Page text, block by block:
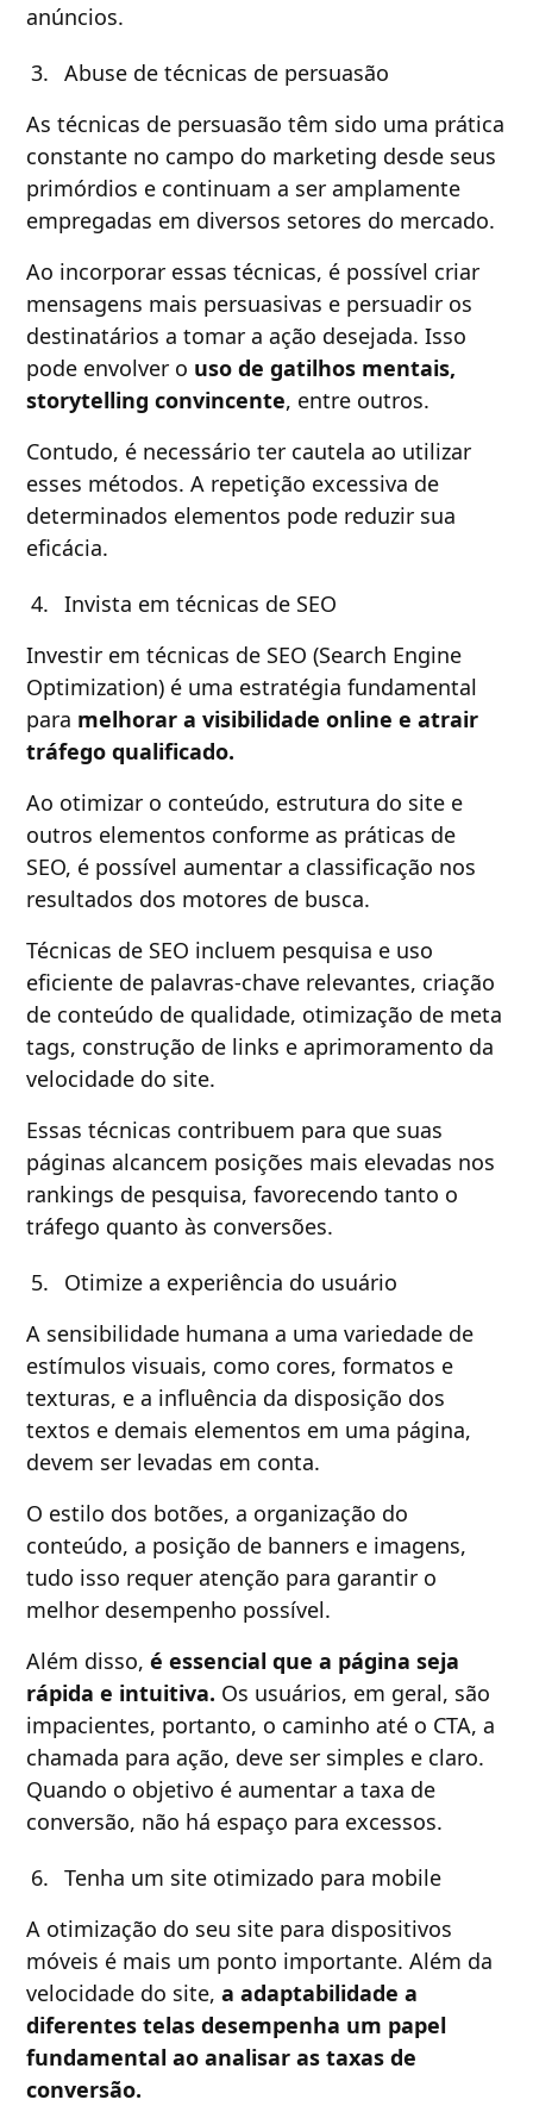
anúncios.
Abuse de técnicas de persuasão
As técnicas de persuasão têm sido uma prática
constante no campo do marketing desde seus
primórdios e continuam a ser amplamente
empregadas em diversos setores do mercado.
Ao incorporar essas técnicas, é possível criar
mensagens mais persuasivas e persuadir os
destinatários a tomar a ação desejada. Isso
pode envolver o uso de gatilhos mentais,
storytelling convincente, entre outros.
Contudo, é necessário ter cautela ao utilizar
esses métodos. A repetição excessiva de
determinados elementos pode reduzir sua
eficácia.
Invista em técnicas de SEO
Investir em técnicas de SEO (Search Engine
Optimization) é uma estratégia fundamental
para melhorar a visibilidade online e atrair
tráfego qualificado.
Ao otimizar o conteúdo, estrutura do site e
outros elementos conforme as práticas de
SEO, é possível aumentar a classificação nos
resultados dos motores de busca.
Técnicas de SEO incluem pesquisa e uso
eficiente de palavras-chave relevantes, criação
de conteúdo de qualidade, otimização de meta
tags, construção de links e aprimoramento da
velocidade do site.
Essas técnicas contribuem para que suas
páginas alcancem posições mais elevadas nos
rankings de pesquisa, favorecendo tanto o
tráfego quanto às conversões.
Otimize a experiência do usuário
A sensibilidade humana a uma variedade de
estímulos visuais, como cores, formatos e
texturas, e a influência da disposição dos
textos e demais elementos em uma página,
devem ser levadas em conta.
O estilo dos botões, a organização do
conteúdo, a posição de banners e imagens,
tudo isso requer atenção para garantir o
melhor desempenho possível.
Além disso, é essencial que a página seja
rápida e intuitiva. Os usuários, em geral, são
impacientes, portanto, o caminho até o CTA, a
chamada para ação, deve ser simples e claro.
Quando o objetivo é aumentar a taxa de
conversão, não há espaço para excessos.
Tenha um site otimizado para mobile
A otimização do seu site para dispositivos
móveis é mais um ponto importante. Além da
velocidade do site,a adaptabilidade a
diferentes telas desempenha um papel
fundamental ao analisar as taxas de
conversão.